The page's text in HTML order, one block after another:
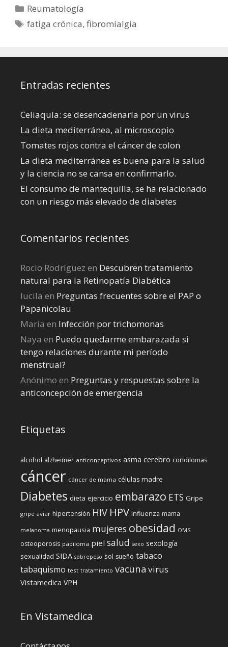
Categorías
Reumatología
Etiquetas
fatiga crónica,fibromialgia
Entradas recientes
Celiaquía: se desencadenaría por un virus
La dieta mediterránea, al microscopio
Tomates rojos contra el cáncer de colon
La dieta mediterránea es buena para la salud
y la ciencia no se cansa en confirmarlo.
El consumo de mantequilla, se ha relacionado
con un riesgo más elevado de diabetes
Comentarios recientes
Rocio Rodríguez en Descubren tratamiento
natural para la Retinopatía Diabética
lucila en Preguntas frecuentes sobre el PAP o
Papanicolau
Maria en Infección por trichomonas
Naya en Puedo quedarme embarazada si
tengo relaciones durante mi perí­odo
menstrual?
Anónimo en Preguntas y respuestas sobre la
anticoncepción de emergencia
Etiquetas
alcohol alzheimer anticonceptivos asma cerebro condilomas
cáncer cáncer de mama células madre
Diabetes dieta ejercicio embarazo ETS Gripe
gripe aviar hipertensión HIV HPV influenza mama
melanoma menopausia mujeres obesidad OMS
osteoporosis papiloma piel salud sexo sexología
sexualidad SIDA sobrepeso sol sueño tabaco
tabaquismo test tratamiento vacuna virus
Vistamedica VPH
En Vistamedica